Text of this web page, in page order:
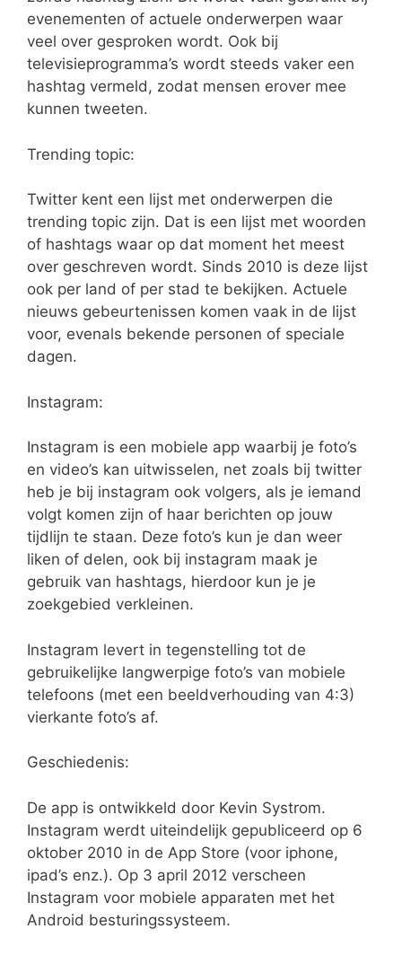
evenementen of actuele onderwerpen waar
veel over gesproken wordt. Ook bij
televisieprogramma’s wordt steeds vaker een
hashtag vermeld, zodat mensen erover mee
kunnen tweeten.
Trending topic:
Twitter kent een lijst met onderwerpen die
trending topic zijn. Dat is een lijst met woorden
of hashtags waar op dat moment het meest
over geschreven wordt. Sinds 2010 is deze lijst
ook per land of per stad te bekijken. Actuele
nieuws gebeurtenissen komen vaak in de lijst
voor, evenals bekende personen of speciale
dagen.
Instagram:
Instagram is een mobiele app waarbij je foto’s
en video’s kan uitwisselen, net zoals bij twitter
heb je bij instagram ook volgers, als je iemand
volgt komen zijn of haar berichten op jouw
tijdlijn te staan. Deze foto’s kun je dan weer
liken of delen, ook bij instagram maak je
gebruik van hashtags, hierdoor kun je je
zoekgebied verkleinen.
Instagram levert in tegenstelling tot de
gebruikelijke langwerpige foto’s van mobiele
telefoons (met een beeldverhouding van 4:3)
vierkante foto’s af.
Geschiedenis:
De app is ontwikkeld door Kevin Systrom.
Instagram werdt uiteindelijk gepubliceerd op 6
oktober 2010 in de App Store (voor iphone,
ipad’s enz.). Op 3 april 2012 verscheen
Instagram voor mobiele apparaten met het
Android besturingssysteem.